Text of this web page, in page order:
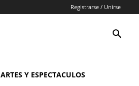
Registrarse / Unirse
ARTES Y ESPECTACULOS